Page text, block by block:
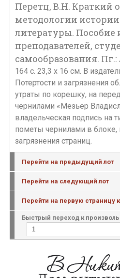
Перетц, В.Н. Краткий
методологии
литературы. Пособие
преподавателей,
самообразования. Пг.:
164 с. 23,3 х 16 см. В
Потертости и загрязнения
утраты по корешку, на
чернилами «Мезьер
владельческая подпись на
пометы чернилами в блоке,
загрязнения страниц.
Перейти на предыдущий лот
Перейти на следующий лот
Перейти на первую страницу
Быстрый переход к